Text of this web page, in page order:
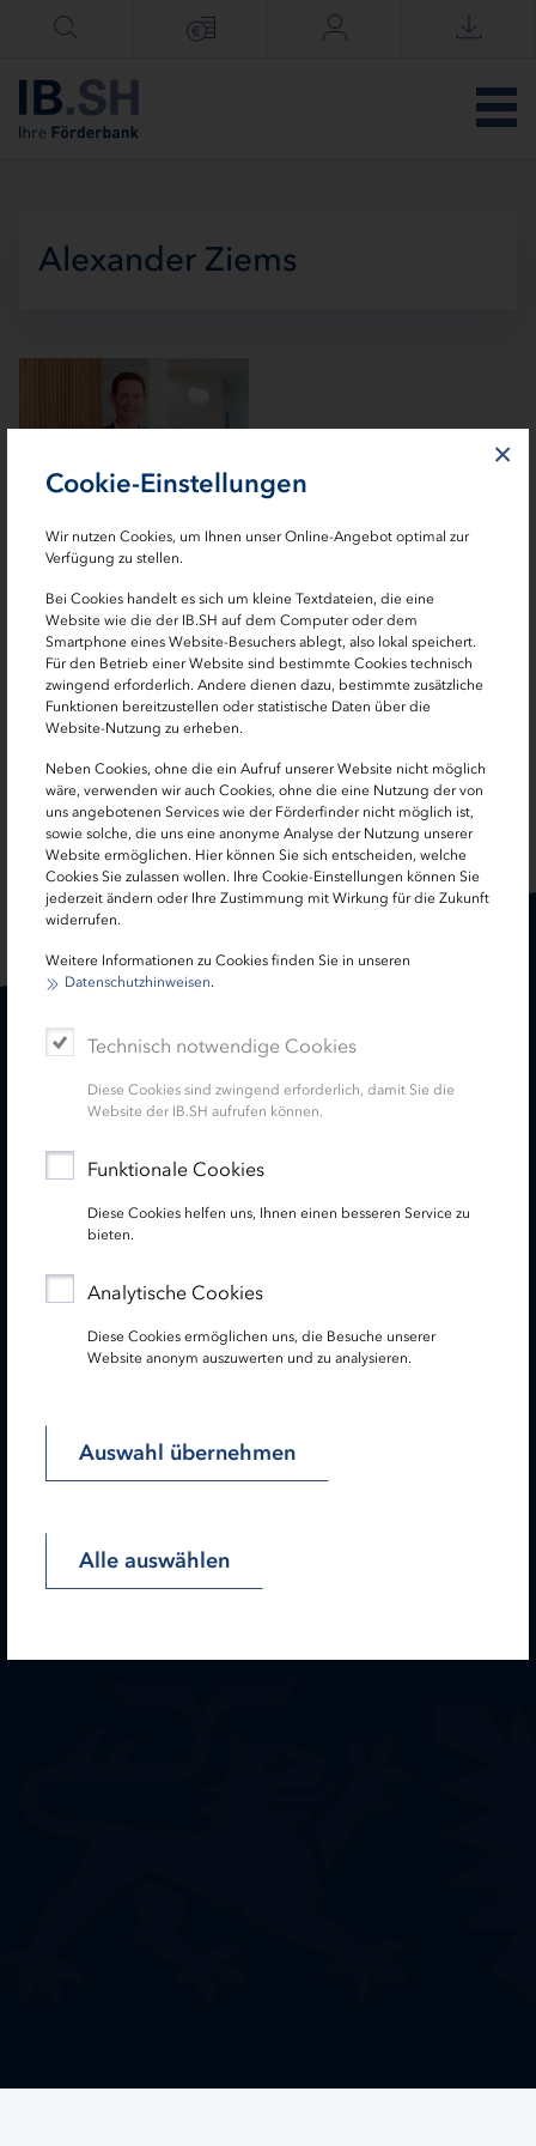
Cookie-Einstellungen
Wir nutzen Cookies, um Ihnen unser Online-Angebot optimal zur
Verfügung zu stellen.
Bei Cookies handelt es sich um kleine Textdateien, die eine
Website wie die der IB.SH auf dem Computer oder dem
Smartphone eines Website-Besuchers ablegt, also lokal speichert.
Für den Betrieb einer Website sind bestimmte Cookies technisch
zwingend erforderlich. Andere dienen dazu, bestimmte zusätzliche
Funktionen bereitzustellen oder statistische Daten über die
Website-Nutzung zu erheben.
Neben Cookies, ohne die ein Aufruf unserer Website nicht möglich
wäre, verwenden wir auch Cookies, ohne die eine Nutzung der von
uns angebotenen Services wie der Förderfinder nicht möglich ist,
sowie solche, die uns eine anonyme Analyse der Nutzung unserer
Website ermöglichen. Hier können Sie sich entscheiden, welche
Cookies Sie zulassen wollen. Ihre Cookie-Einstellungen können Sie
jederzeit ändern oder Ihre Zustimmung mit Wirkung für die Zukunft
widerrufen.
Weitere Informationen zu Cookies finden Sie in unseren
Datenschutzhinweisen.
Technisch notwendige Cookies
Diese Cookies sind zwingend erforderlich, damit Sie die
Website der IB.SH aufrufen können.
Funktionale Cookies
Diese Cookies helfen uns, Ihnen einen besseren Service zu
bieten.
Analytische Cookies
Diese Cookies ermöglichen uns, die Besuche unserer
Website anonym auszuwerten und zu analysieren.
Auswahl übernehmen
Alle auswählen
×
Menü überspringen
Alexander Ziems
Alexander Ziems
Programm-Manager Stabilisierungsförderung für die
Wirtschaft
0431-9905 2714
alexander.ziems[at]ib-sh.de
SEITE TEILEN:
Karriere Treasury
Termine
Newsletter
Folgen Sie uns:
Lesen Sie unseren Hinweis zu gendergerechter Sprache!
Startseite Impressum Datenschutz
Barrierefreiheit